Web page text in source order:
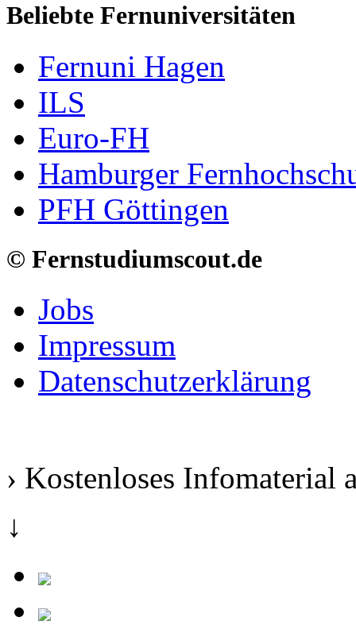
Beliebte Fernuniversitäten
Fernuni Hagen
ILS
Euro-FH
Hamburger
PFH Göttingen
© Fernstudiumscout.de
Jobs
Impressum
Datenschutzerklärung
› Kostenloses Infomaterial
↓